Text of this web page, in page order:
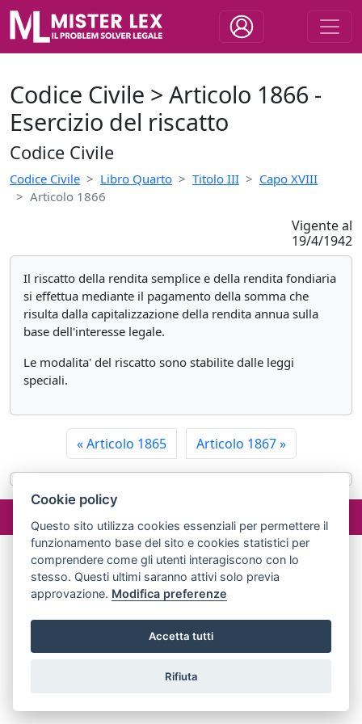
Codice Civile > Articolo 1866 -
Esercizio del riscatto
Codice Civile
Codice Civile Libro Quarto Titolo III
Capo XVIII
Articolo 1866
Vigente al
19/4/1942
Il riscatto della rendita semplice e della rendita fondiaria
si effettua mediante il pagamento della somma che
risulta dalla capitalizzazione della rendita annua sulla
base dell'interesse legale.
Le modalita' del riscatto sono stabilite dalle leggi
speciali.
«Articolo 1865 Articolo 1867»
©2024 misterlex.it -
02029690472
Cookie policy
Questo sito utilizza cookies essenziali per permettere il
funzionamento base del sito e cookies statistici per
comprendere come gli utenti interagiscono con lo
stesso. Questi ultimi saranno attivi solo previa
approvazione. Modifica preferenze
Accetta tutti
Rifiuta